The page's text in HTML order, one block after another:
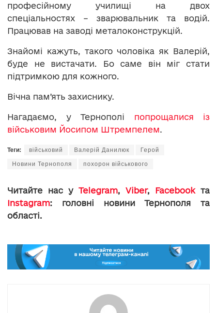
професійному училищі на двох
спеціальностях – зварювальник та водій.
Працював на заводі металоконструкцій.
Знайомі кажуть, такого чоловіка як Валерій,
буде не вистачати. Бо саме він міг стати
підтримкою для кожного.
Вічна пам’ять захиснику.
Нагадаємо, у Тернополі попрощалися із
військовим Йосипом Штремпелем.
Теги: військовий Валерій Данилюк Герой
Новини Тернополя похорон військового
Читайте нас у Telegram, Viber, Facebookта
Instagram: головні новини Тернополя та
області.